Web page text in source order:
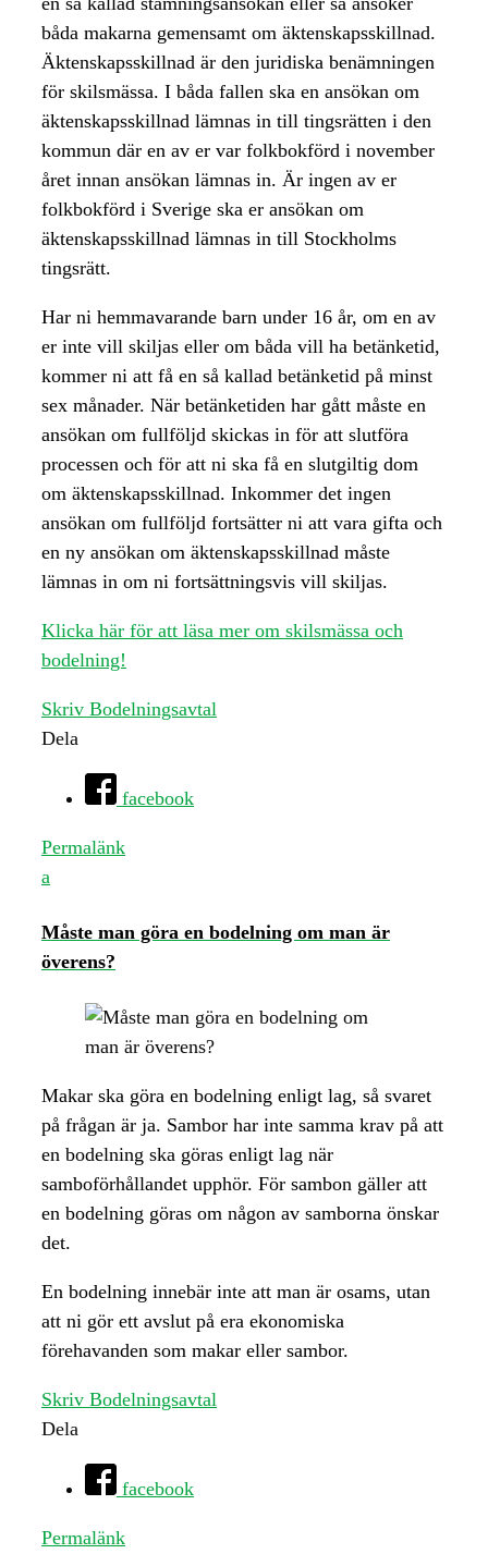
båda makarna gemensamt om äktenskapsskillnad.
Äktenskapsskillnad är den juridiska benämningen
för skilsmässa. I båda fallen ska en ansökan om
äktenskapsskillnad lämnas in till tingsrätten i den
kommun där en av er var folkbokförd i november
året innan ansökan lämnas in. Är ingen av er
folkbokförd i Sverige ska er ansökan om
äktenskapsskillnad lämnas in till Stockholms
tingsrätt.
Har ni hemmavarande barn under 16 år, om en av
er inte vill skiljas eller om båda vill ha betänketid,
kommer ni att få en så kallad betänketid på minst
sex månader. När betänketiden har gått måste en
ansökan om fullföljd skickas in för att slutföra
processen och för att ni ska få en slutgiltig dom
om äktenskapsskillnad. Inkommer det ingen
ansökan om fullföljd fortsätter ni att vara gifta och
en ny ansökan om äktenskapsskillnad måste
lämnas in om ni fortsättningsvis vill skiljas.
Klicka här för att läsa mer om skilsmässa och
bodelning!
Skriv Bodelningsavtal
Dela
facebook
Permalänk
a
Måste man göra en bodelning om man är
överens?
Makar ska göra en bodelning enligt lag, så svaret
på frågan är ja. Sambor har inte samma krav på att
en bodelning ska göras enligt lag när
samboförhållandet upphör. För sambon gäller att
en bodelning göras om någon av samborna önskar
det.
En bodelning innebär inte att man är osams, utan
att ni gör ett avslut på era ekonomiska
förehavanden som makar eller sambor.
Skriv Bodelningsavtal
Dela
facebook
Permalänk